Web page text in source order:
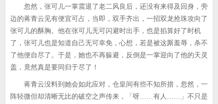
忽然，张可儿一掌震退了老二风良后，还没有来得及回身，旁
边的蒋青云见有便宜可占，当即，双手齐出，一招双龙抢珠攻向了
张可儿的酥胸。他在张可儿无可闪避时出手，也是掐算好了时机
了，张可儿也是知道自己无可幸免，心想，若是被这厮羞辱，杀不
了他便自尽了。于是，她也不再躲避，反倒是一掌迎向了他的天灵
盖，竟然真是要同归于尽了！
蒋青云没料到她会如此应对，仓皇间有些不知所措，忽然，一
阵轻微但却清晰无比的破空之声传来，「呀……有人……」不只是